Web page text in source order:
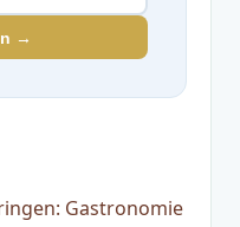
→
Gastronomie